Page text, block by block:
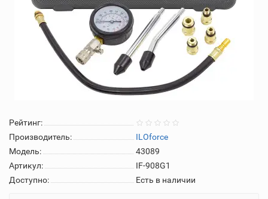
Рейтинг:
Производитель:
ILOforce
Модель:
43089
Артикул:
IF-908G1
Доступно:
Есть в наличии